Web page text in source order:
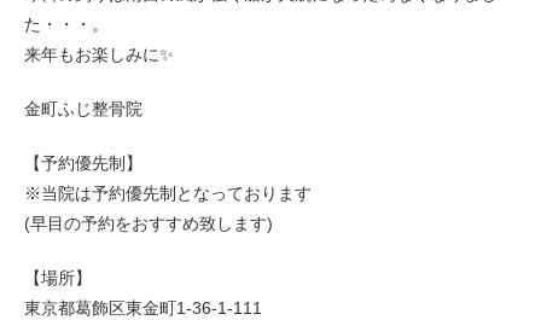
た・・・。
来年もお楽しみに✨
金町ふじ整骨院
【予約優先制】
※当院は予約優先制となっております
(早目の予約をおすすめ致します)
【場所】
東京都葛飾区東金町1-36-1-111